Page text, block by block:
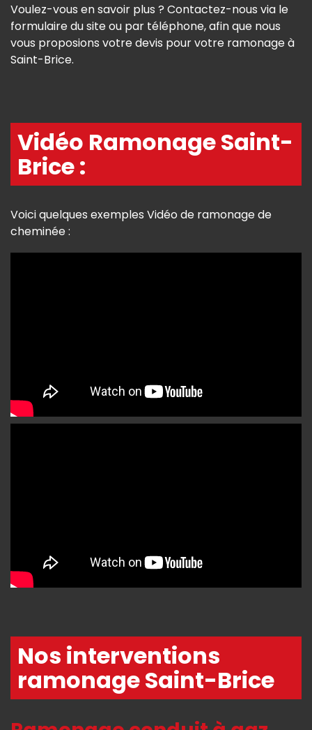
Voulez-vous en savoir plus ? Contactez-nous via le
formulaire du site ou par téléphone, afin que nous
vous proposions votre devis pour votre ramonage à
Saint-Brice.
Vidéo Ramonage Saint-
Brice :
Voici quelques exemples Vidéo de ramonage de
cheminée :
Nos interventions
ramonage Saint-Brice